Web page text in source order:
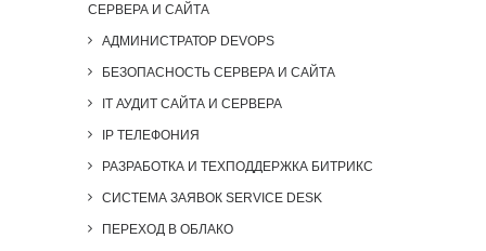
СЕРВЕРА И САЙТА
АДМИНИСТРАТОР DEVOPS
БЕЗОПАСНОСТЬ СЕРВЕРА И САЙТА
IT АУДИТ САЙТА И СЕРВЕРА
IP ТЕЛЕФОНИЯ
РАЗРАБОТКА И ТЕХПОДДЕРЖКА БИТРИКС
СИСТЕМА ЗАЯВОК SERVICE DESK
ПЕРЕХОД В ОБЛАКО